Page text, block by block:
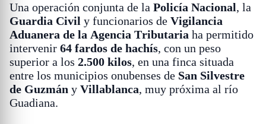
Una operación conjunta de la Policía Nacional, la
Guardia Civil y funcionarios de Vigilancia
Aduanera de la Agencia Tributaria ha permitido
intervenir 64 fardos de hachís, con un peso
superior a los 2.500 kilos, en una finca situada
entre los municipios onubenses de San Silvestre
de Guzmán y Villablanca, muy próxima al río
Guadiana.